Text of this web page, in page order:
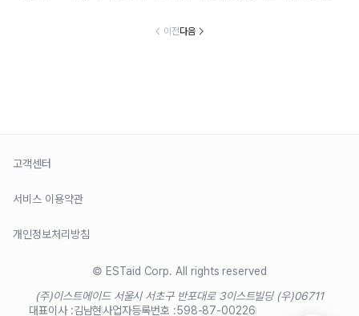
이전다음
고객센터
서비스 이용약관
개인정보처리방침
© ESTaid Corp. All rights reserved
(주)이스트에이드 서울시 서초구 반포대로 3이스트빌딩 (우)06711
대표이사 :김남현사업자등록번호 :598-87-00226